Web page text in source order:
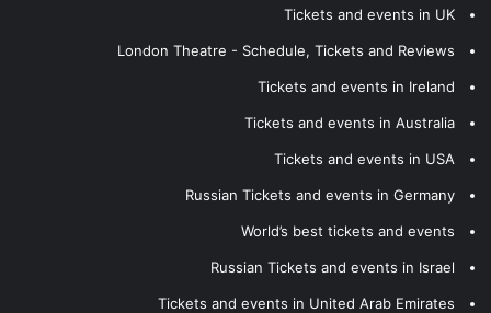
Tickets and events in UK
London Theatre - Schedule, Tickets and Reviews
Tickets and events in Ireland
Tickets and events in Australia
Tickets and events in USA
Russian Tickets and events in Germany
World’s best tickets and events
Russian Tickets and events in Israel
Tickets and events in United Arab Emirates